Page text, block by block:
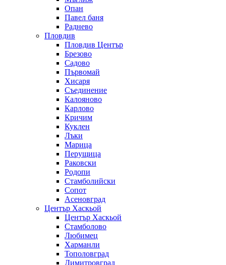
Опан
Павел баня
Раднево
Пловдив
Пловдив Център
Брезово
Садово
Първомай
Хисаря
Съединение
Калояново
Карлово
Кричим
Куклен
Лъки
Марица
Перущица
Раковски
Родопи
Стамболийски
Сопот
Асеновград
Център Хаскьой
Център Хаскьой
Стамболово
Любимец
Харманли
Тополовград
Димитровград